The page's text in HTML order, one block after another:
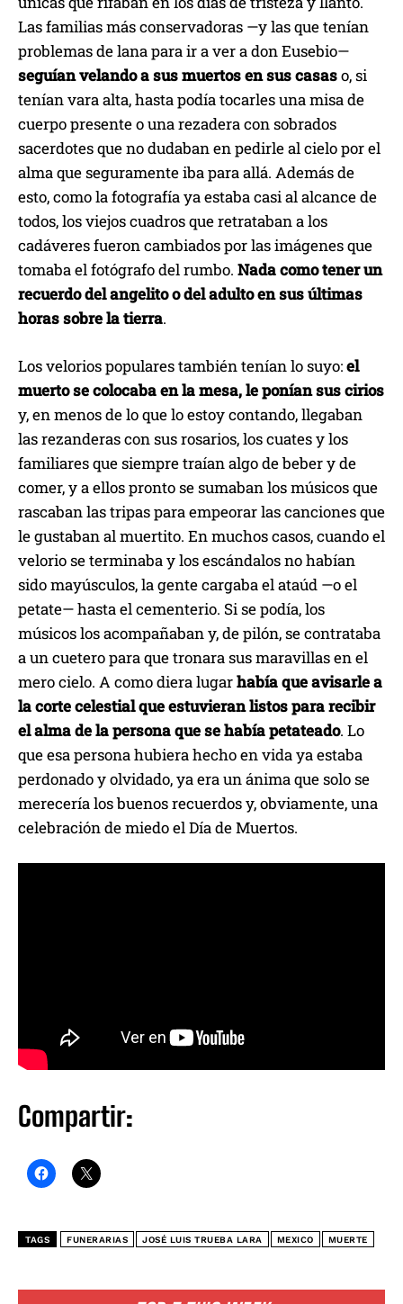
Las familias más conservadoras —y las que tenían
problemas de lana para ir a ver a don Eusebio—
seguían velando a sus muertos en sus casaso, si
tenían vara alta, hasta podía tocarles una misa de
cuerpo presente o una rezadera con sobrados
sacerdotes que no dudaban en pedirle al cielo por el
alma que seguramente iba para allá. Además de
esto, como la fotografía ya estaba casi al alcance de
todos, los viejos cuadros que retrataban a los
cadáveres fueron cambiados por las imágenes que
tomaba el fotógrafo del rumbo. Nada como tener un
recuerdo del angelito o del adulto en sus últimas
horas sobre la tierra.
Los velorios populares también tenían lo suyo:el
muerto se colocaba en la mesa, le ponían sus cirios
y, en menos de lo que lo estoy contando, llegaban
las rezanderas con sus rosarios, los cuates y los
familiares que siempre traían algo de beber y de
comer, y a ellos pronto se sumaban los músicos que
rascaban las tripas para empeorar las canciones que
le gustaban al muertito. En muchos casos, cuando el
velorio se terminaba y los escándalos no habían
sido mayúsculos, la gente cargaba el ataúd —o el
petate— hasta el cementerio. Si se podía, los
músicos los acompañaban y, de pilón, se contrataba
a un cuetero para que tronara sus maravillas en el
mero cielo. A como diera lugarhabía que avisarle a
la corte celestial que estuvieran listos para recibir
el alma de la persona que se había petateado. Lo
que esa persona hubiera hecho en vida ya estaba
perdonado y olvidado, ya era un ánima que solo se
merecería los buenos recuerdos y, obviamente, una
celebración de miedo el Día de Muertos.
Compartir:
TAGS FUNERARIAS JOSÉ LUIS TRUEBA LARA MEXICO MUERTE